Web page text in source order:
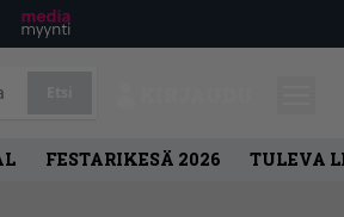
FESTARIKESÄ 2026 TULEVA